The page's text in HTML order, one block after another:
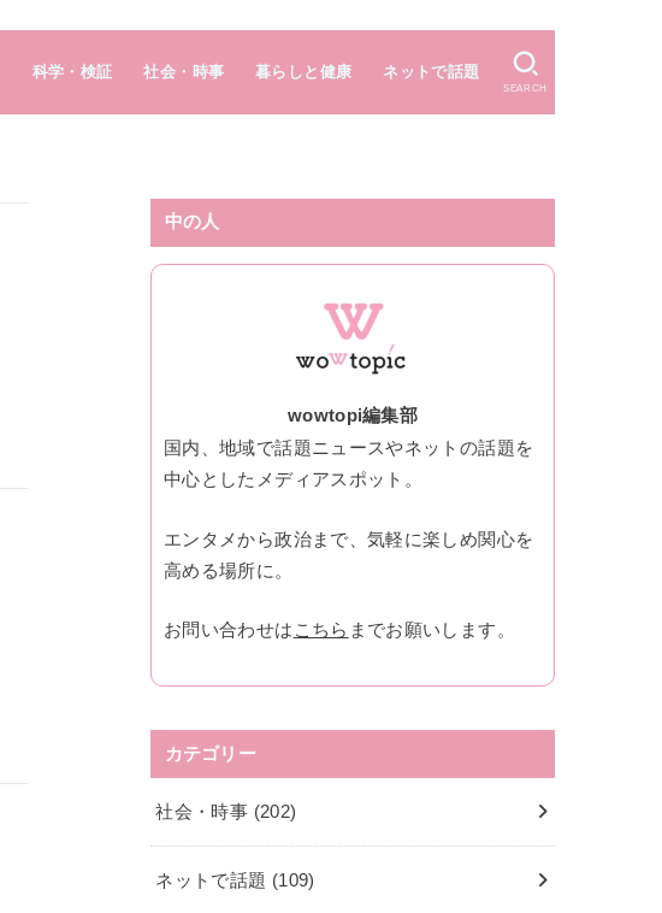
科学・検証 社会・時事 暮らしと健康 ネットで話題
SEARCH
中の人
wowtopi編集部
国内、地域で話題ニュースやネットの話題を
中心としたメディアスポット。
エンタメから政治まで、気軽に楽しめ関心を
高める場所に。
お問い合わせは こちら までお願いします。
カテゴリー
社会・時事 (202)
ネットで話題 (109)